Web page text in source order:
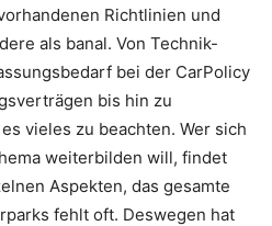
Richtlinien und
als banal. Von Technik-
bei der CarPolicy
bis hin zu
vieles zu beachten. Wer sich
weiterbilden will, findet
Aspekten, das gesamte
fehlt oft. Deswegen hat